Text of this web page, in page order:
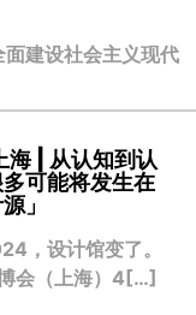
建设社会主义现代
海 | 从认知到认
可能将发生在
」
设计馆变了。
会（上海）4[…]